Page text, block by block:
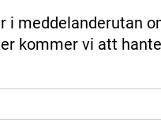
i meddelanderutan
kommer vi att